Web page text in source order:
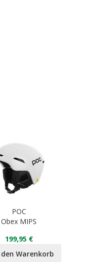
POC
Obex MIPS
199,95 €
Warenkorb